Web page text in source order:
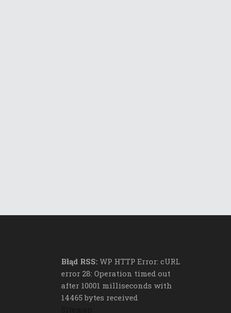
Błąd RSS: WP HTTP Error: cURL
error 28: Operation timed out
after 10001 milliseconds with
14465 bytes received